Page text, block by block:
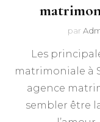
par
Les
matrimoniale à
agence
sembler être